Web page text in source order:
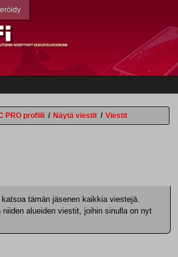
PRO profiili / Näytä viestit / Viestit
tämän jäsenen kaikkia viestejä.
niiden alueiden viestit, joihin sinulla on nyt